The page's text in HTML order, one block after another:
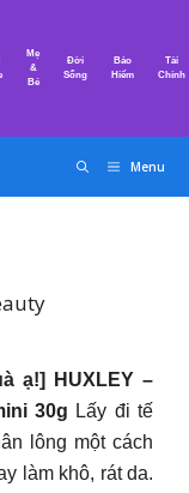
Mẹ
&
Bé
Đời
Sống
Bảo
Hiểm
Tài
Chính
Menu
ạ!] HUXLEY –
30g Lấy đi tế
lông một cách
làm khô, rát da.